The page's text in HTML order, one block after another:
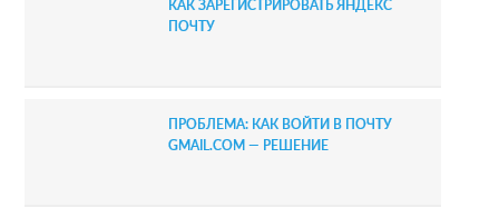
КАК ЗАРЕГИСТРИРОВАТЬ ЯНДЕКС
ПОЧТУ
ПРОБЛЕМА: КАК ВОЙТИ В ПОЧТУ
GMAIL.COM — РЕШЕНИЕ